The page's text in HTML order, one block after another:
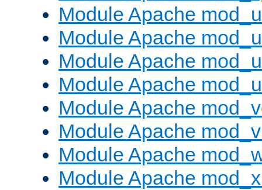
Module Apache
Module Apache
Module Apache
Module Apache
Module Apache
Module Apache
Module Apache
Module Apache